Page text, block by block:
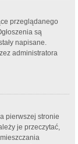
przeglądanego
są
napisane.
administratora
pierwszej stronie
je przeczytać,